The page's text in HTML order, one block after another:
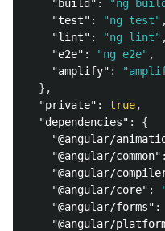
"build" : "ng
"test" : "ng test" ,
"lint" : "ng lint" ,
"e2e" : "ng e2e" ,
"amplify" :
},
"private" : true,
"dependencies" :
{
"@angular/
"@angular/common" :
"@angular/
"@angular/core" :
"@angular/forms" :
"@angular/